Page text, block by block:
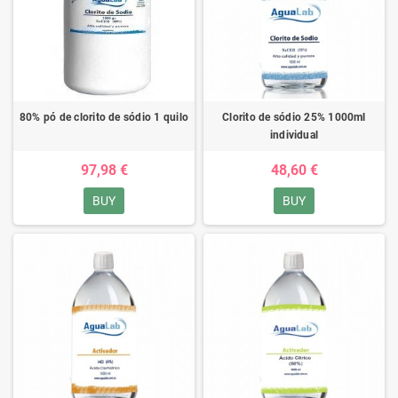
80% pó de clorito de sódio 1 quilo
97,98 €
BUY
Clorito de sódio 25% 1000ml
individual
48,60 €
BUY